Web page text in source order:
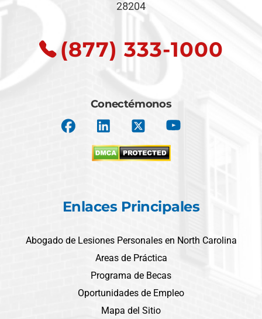
28204
(877) 333-1000
Conectémonos
Enlaces Principales
Abogado de Lesiones Personales en North Carolina
Areas de Práctica
Programa de Becas
Oportunidades de Empleo
Mapa del Sitio